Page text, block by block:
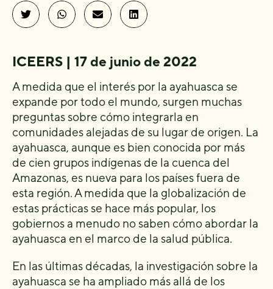
ICEERS | 17 de junio de 2022
A medida que el interés por la ayahuasca se
expande por todo el mundo, surgen muchas
preguntas sobre cómo integrarla en
comunidades alejadas de su lugar de origen. La
ayahuasca, aunque es bien conocida por más
de cien grupos indígenas de la cuenca del
Amazonas, es nueva para los países fuera de
esta región. A medida que la globalización de
estas prácticas se hace más popular, los
gobiernos a menudo no saben cómo abordar la
ayahuasca en el marco de la salud pública.
En las últimas décadas, la investigación sobre la
ayahuasca se ha ampliado más allá de los